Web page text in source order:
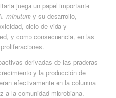
juega un papel importante
minutumy su desarrollo,
ciclo de vida y
y como consecuencia, en las
derivadas de las praderas
y la producción de
efectivamente en la columna
a la comunidad microbiana.